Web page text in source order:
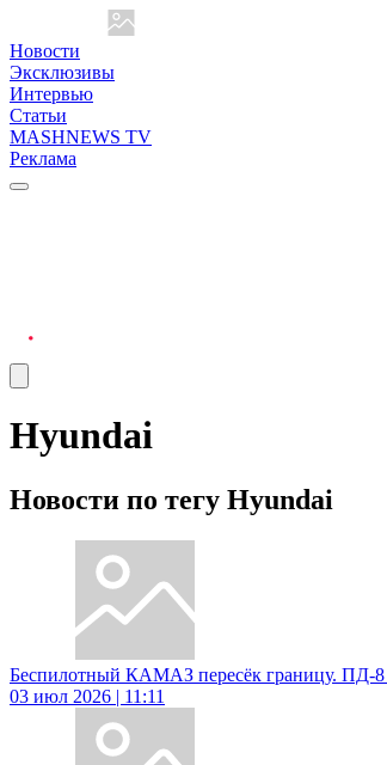
Новости
Эксклюзивы
Интервью
Статьи
MASHNEWS TV
Реклама
Hyundai
Новости по тегу Hyundai
Беспилотный КАМАЗ пересёк границу. ПД-
03 июл 2026 | 11:11